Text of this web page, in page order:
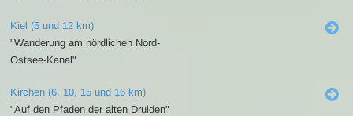
Kiel (5 und 12 km)
"Wanderung am nördlichen Nord-
Ostsee-Kanal"
Kirchen (6, 10, 15 und 16 km)
"Auf den Pfaden der alten Druiden"